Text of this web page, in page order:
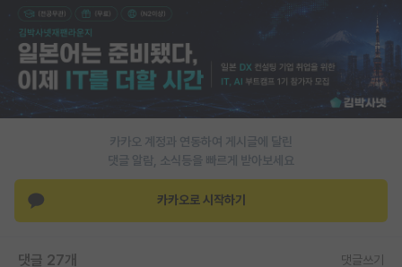
카카오 계정과 연동하여 게시글에 달린
댓글 알람, 소식등을 빠르게 받아보세요
카카오로 시작하기
댓글 27개 댓글쓰기